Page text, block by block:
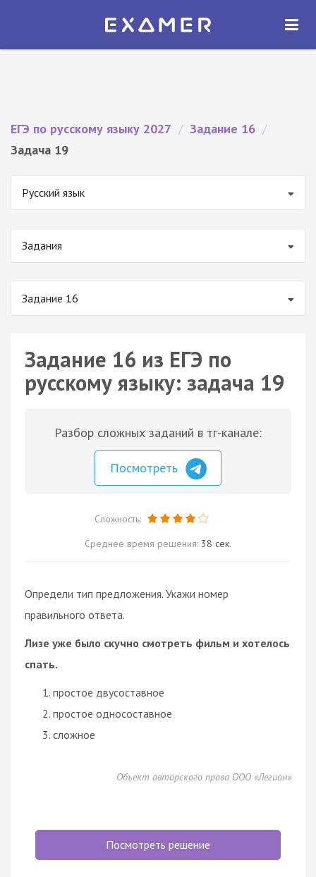
Экзамер — ЕГЭ 2027
ОТКРЫТЬ
ЕГЭ по русскому языку 2027 / Задание 16 /
Задача 19
Русский язык
Задания
Задание 16
Задание 16 из ЕГЭ по
русскому языку: задача 19
Разбор сложных заданий в тг-канале:
Посмотреть
Сложность:
Среднее время решения: 38 сек.
Определи тип предложения. Укажи номер
правильного ответа.
Лизе уже было скучно смотреть фильм и хотелось
спать.
простое двусоставное
простое односоставное
сложное
Объект авторского права ООО «Легион»
Посмотреть решение